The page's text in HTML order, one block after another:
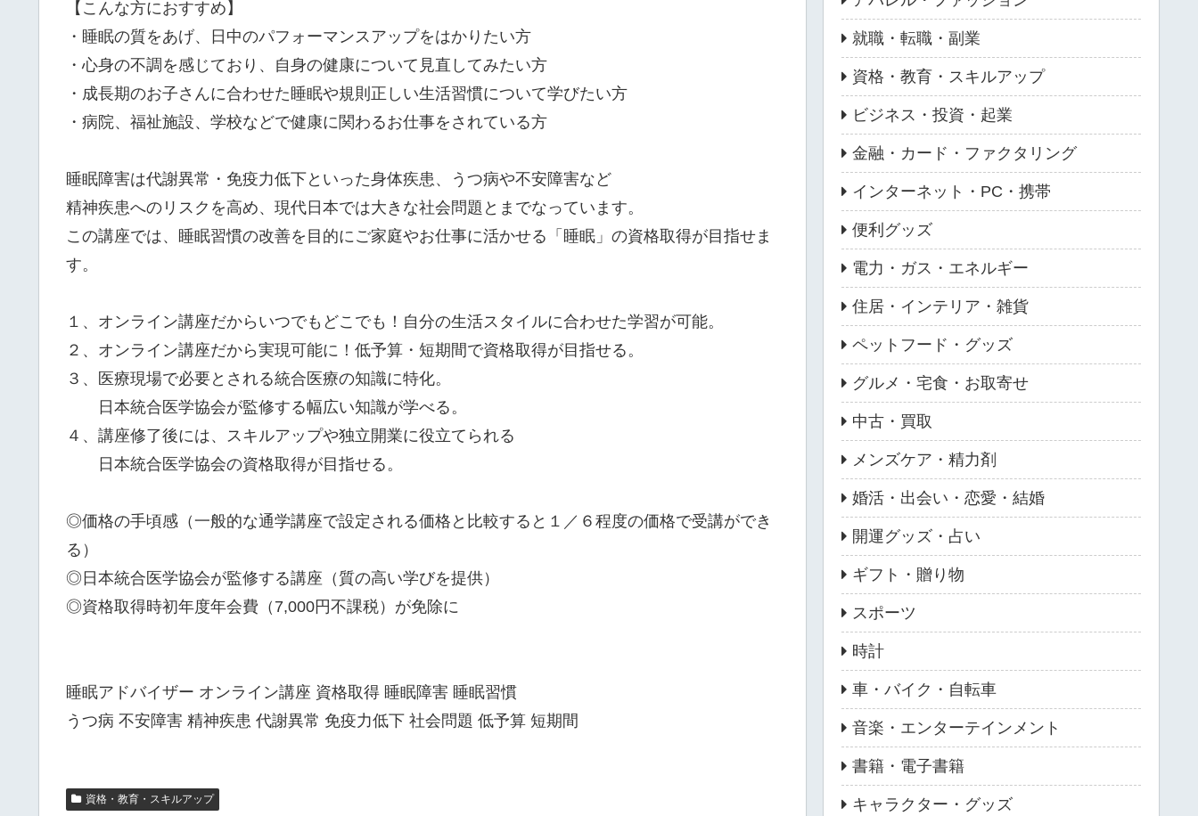
【こんな方におすすめ】
・睡眠の質をあげ、日中のパフォーマンスアップをはかりたい方
・心身の不調を感じており、自身の健康について見直してみたい方
・成長期のお子さんに合わせた睡眠や規則正しい生活習慣について学びたい方
・病院、福祉施設、学校などで健康に関わるお仕事をされている方
睡眠障害は代謝異常・免疫力低下といった身体疾患、うつ病や不安障害など
精神疾患へのリスクを高め、現代日本では大きな社会問題とまでなっています。
この講座では、睡眠習慣の改善を目的にご家庭やお仕事に活かせる「睡眠」の資格取得が目指せま
す。
１、オンライン講座だからいつでもどこでも！自分の生活スタイルに合わせた学習が可能。
２、オンライン講座だから実現可能に！低予算・短期間で資格取得が目指せる。
３、医療現場で必要とされる統合医療の知識に特化。
日本統合医学協会が監修する幅広い知識が学べる。
４、講座修了後には、スキルアップや独立開業に役立てられる
日本統合医学協会の資格取得が目指せる。
◎価格の手頃感（一般的な通学講座で設定される価格と比較すると１／６程度の価格で受講ができ
る）
◎日本統合医学協会が監修する講座（質の高い学びを提供）
◎資格取得時初年度年会費（7,000円不課税）が免除に
睡眠アドバイザー オンライン講座 資格取得 睡眠障害 睡眠習慣
うつ病 不安障害 精神疾患 代謝異常 免疫力低下 社会問題 低予算 短期間
資格・教育・スキルアップ
就職・転職・副業
資格・教育・スキルアップ
ビジネス・投資・起業
金融・カード・ファクタリング
インターネット・PC・携帯
便利グッズ
電力・ガス・エネルギー
住居・インテリア・雑貨
ペットフード・グッズ
グルメ・宅食・お取寄せ
中古・買取
メンズケア・精力剤
婚活・出会い・恋愛・結婚
開運グッズ・占い
ギフト・贈り物
スポーツ
時計
車・バイク・自転車
音楽・エンターテインメント
書籍・電子書籍
キャラクター・グッズ